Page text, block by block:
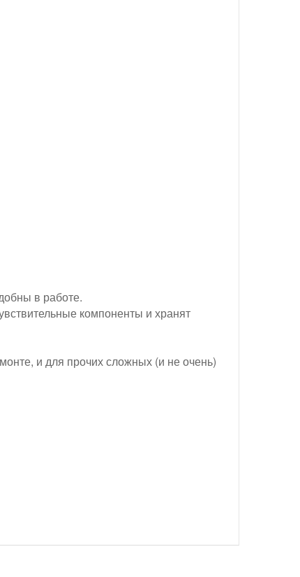
в работе.
компоненты и хранят
и для прочих сложных (и не очень)